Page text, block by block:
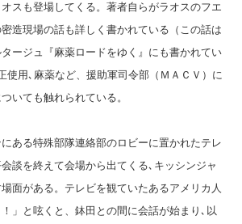
スも登場してくる。著者自らがラオスのフエ
造現場の話も詳しく書かれている（この話は
ージュ『麻薬ロードをゆく』にも書かれてい
使用､麻薬など、援助軍司令部（ＭＡＣＶ）に
いても触れられている。
ある特殊部隊連絡部のロビーに置かれたテレ
談を終えて会場から出てくる､キッシンジャ
面がある。テレビを観ていたあるアメリカ人
」と呟くと、鉢田との間に会話が始まり､以